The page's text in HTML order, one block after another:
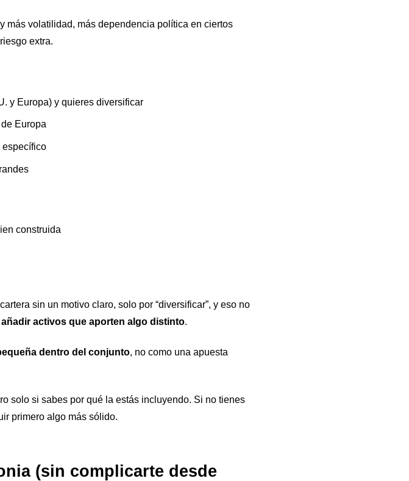
más volatilidad, más dependencia política en ciertos
extra.
y Europa) y quieres diversificar
Europa
específico
construida
sin un motivo claro, solo por “diversificar”, y eso no
activos que aporten algo distinto.
dentro del conjunto, no como una apuesta
solo si sabes por qué la estás incluyendo. Si no tienes
primero algo más sólido.
(sin complicarte desde